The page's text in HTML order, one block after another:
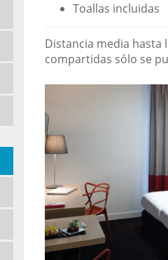
Toallas incluidas
Distancia media hasta
compartidas sólo se